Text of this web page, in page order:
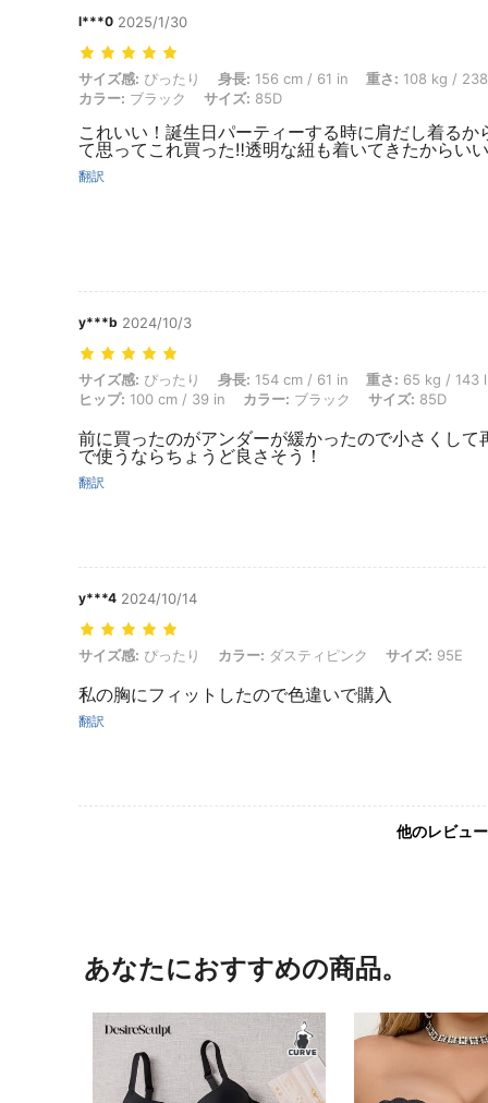
l***0 2025/1/30
サイズ感: ぴったり, 身長: 156 cm / 61 in, 重さ: 108 kg / 238 lbs, ウ
サイズ感: ぴったり 身長: 156 cm / 61 in 重さ: 108 kg /
カラー: ブラック サイズ: 85D
これいい！誕生日パーティーする時に肩だし着るか
て思ってこれ買った‼️透明な紐も着いてきたからい
翻訳
y***b 2024/10/3
サイズ感: ぴったり, 身長: 154 cm / 61 in, 重さ: 65 kg / 143 lbs, ウエ
サイズ感: ぴったり 身長: 154 cm / 61 in 重さ: 65 kg / 143
ヒップ: 100 cm / 39 in カラー: ブラック サイズ: 85D
前に買ったのがアンダーが緩かったので小さくし
で使うならちょうど良さそう！
翻訳
y***4 2024/10/14
サイズ感: ぴったり, カラー: ダスティピンク, サイズ: 95E
サイズ感: ぴったり カラー: ダスティピンク サイズ: 95E
私の胸にフィットしたので色違いで購入
翻訳
他のレビュ
あなたにおすすめの商品。